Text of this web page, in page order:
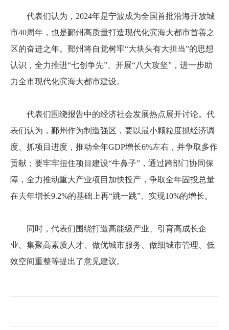
代表们认为，2024年是宁波成为全国首批沿海开放城
市40周年，也是鄞州高质量打造现代化滨海大都市首善之
区的奋进之年。鄞州将自觉树牢“大块头有大担当”的思想
认识，全力推进“七创争先”、开展“八大攻坚”，进一步助
力全市现代化滨海大都市建设。
代表们围绕报告中的经济社会发展热点展开讨论。代
表们认为，鄞州作为制造强区，要以最小颗粒度抓经济调
度、抓项目进度，推动全年GDP增长6%左右，并争取多作
贡献；要牢牢扭住项目建设“牛鼻子”，通过跨部门协同保
障，全力推动重大产业项目加快投产，争取全年固投总量
在去年增长9.2%的基础上再“跳一跳”、实现10%的增长。
同时，代表们围绕打造高能级产业、引育高成长企
业、集聚高素质人才、做优城市服务、做细城市管理、低
效空间重整等提出了意见建议。